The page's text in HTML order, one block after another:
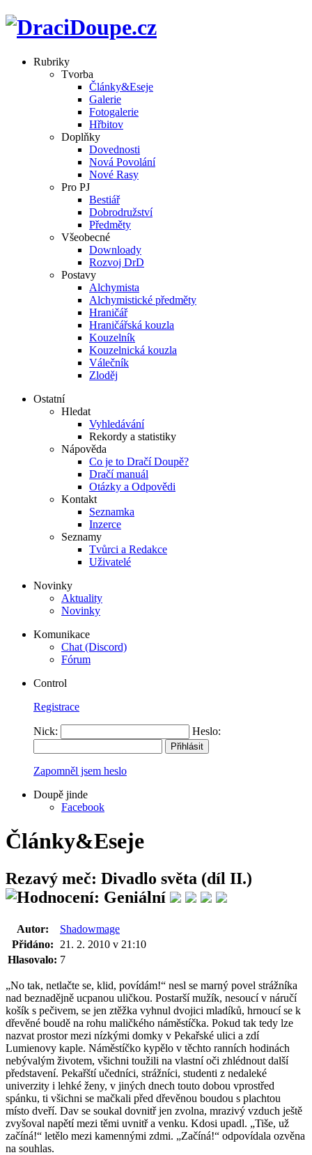
Rubriky
Tvorba
Články&Eseje
Galerie
Fotogalerie
Hřbitov
Doplňky
Dovednosti
Nová Povolání
Nové Rasy
Pro PJ
Bestiář
Dobrodružství
Předměty
Všeobecné
Downloady
Rozvoj DrD
Postavy
Alchymista
Alchymistické předměty
Hraničář
Hraničářská kouzla
Kouzelník
Kouzelnická kouzla
Válečník
Zloděj
Ostatní
Hledat
Vyhledávání
Rekordy a statistiky
Nápověda
Co je to Dračí Doupě?
Dračí manuál
Otázky a Odpovědi
Kontakt
Seznamka
Inzerce
Seznamy
Tvůrci a Redakce
Uživatelé
Novinky
Aktuality
Novinky
Komunikace
Chat (Discord)
Fórum
Control
Registrace
Nick: Heslo:
Zapomněl jsem heslo
Doupě jinde
Facebook
Články&Eseje
Rezavý meč: Divadlo světa (díl II.)
Autor:
Shadowmage
Přidáno:
21. 2. 2010 v 21:10
Hlasovalo: 7
„No tak, netlačte se, klid, povídám!“ nesl se marný povel strážníka
nad beznadějně ucpanou uličkou. Postarší mužík, nesoucí v náručí
košík s pečivem, se jen ztěžka vyhnul dvojici mladíků, hrnoucí se k
dřevěné boudě na rohu maličkého náměstíčka. Pokud tak tedy lze
nazvat prostor mezi nízkými domky v Pekařské ulici a zdí
Lumienovy kaple. Náměstíčko kypělo v těchto ranních hodinách
nebývalým životem, všichni toužili na vlastní oči zhlédnout další
představení. Pekařští učedníci, strážníci, studenti z nedaleké
univerzity i lehké ženy, v jiných dnech touto dobou vprostřed
spánku, ti všichni se mačkali před dřevěnou boudou s plachtou
místo dveří. Dav se soukal dovnitř jen zvolna, mrazivý vzduch ještě
zvyšoval napětí mezi těmi uvnitř a venku. Kdosi upadl. „Tiše, už
začíná!“ letělo mezi kamennými zdmi. „Začíná!“ odpovídala ozvěna
na souhlas.